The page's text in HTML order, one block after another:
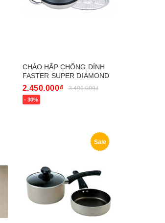
CHẢO HẤP CHỐNG DÍNH
FASTER SUPER DIAMOND
34CM
2.450.000₫ 3.490.000₫
- 30%
Sale